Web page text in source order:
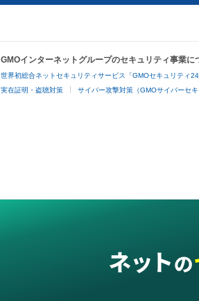
GMOインターネットグループのセキュリティ事業に
世界初総合ネットセキュリティサービス「GMOセキュリティ
実在証明・盗聴対策
サイバー攻撃対策（GMOサイバーセ